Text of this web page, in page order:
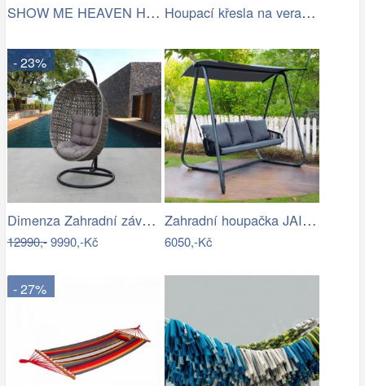
SHOW ME HEAVEN Houpací síť, pruhy… Houpací křesla na verandě
- 23%
Dimenza Zahradní závěsná houpačka…
12990,-9990,-Kč
Zahradní houpačka JAIRA Tempo Kondela
6050,-Kč
- 27%